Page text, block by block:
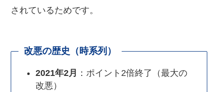
されているためです。
改悪の歴史（時系列）
2021年2月
：ポイント2倍終了（最大の
改悪）